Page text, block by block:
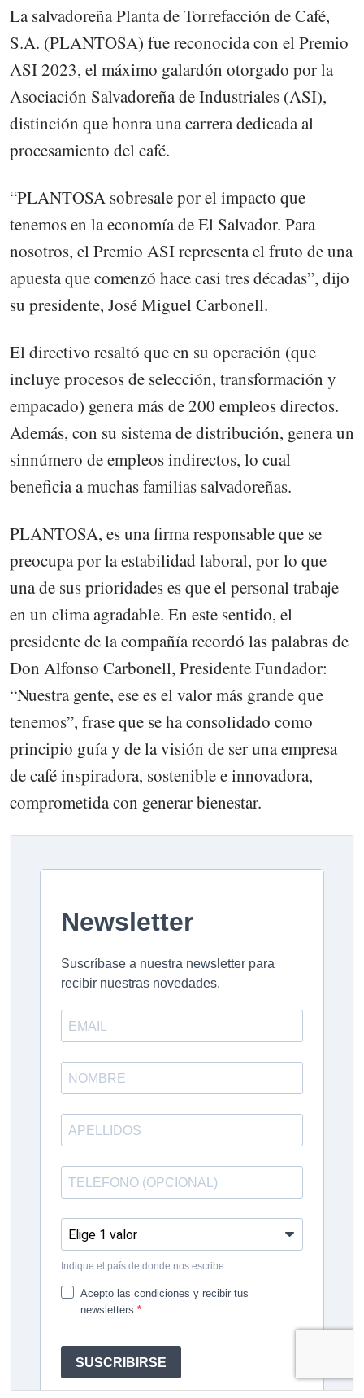
La salvadoreña Planta de Torrefacción de Café,
S.A. (PLANTOSA) fue reconocida con el Premio
ASI 2023, el máximo galardón otorgado por la
Asociación Salvadoreña de Industriales (ASI),
distinción que honra una carrera dedicada al
procesamiento del café.
“PLANTOSA sobresale por el impacto que
tenemos en la economía de El Salvador. Para
nosotros, el Premio ASI representa el fruto de una
apuesta que comenzó hace casi tres décadas”, dijo
su presidente, José Miguel Carbonell.
El directivo resaltó que en su operación (que
incluye procesos de selección, transformación y
empacado) genera más de 200 empleos directos.
Además, con su sistema de distribución, genera un
sinnúmero de empleos indirectos, lo cual
beneficia a muchas familias salvadoreñas.
PLANTOSA, es una firma responsable que se
preocupa por la estabilidad laboral, por lo que
una de sus prioridades es que el personal trabaje
en un clima agradable. En este sentido, el
presidente de la compañía recordó las palabras de
Don Alfonso Carbonell, Presidente Fundador:
“Nuestra gente, ese es el valor más grande que
tenemos”, frase que se ha consolidado como
principio guía y de la visión de ser una empresa
de café inspiradora, sostenible e innovadora,
comprometida con generar bienestar.